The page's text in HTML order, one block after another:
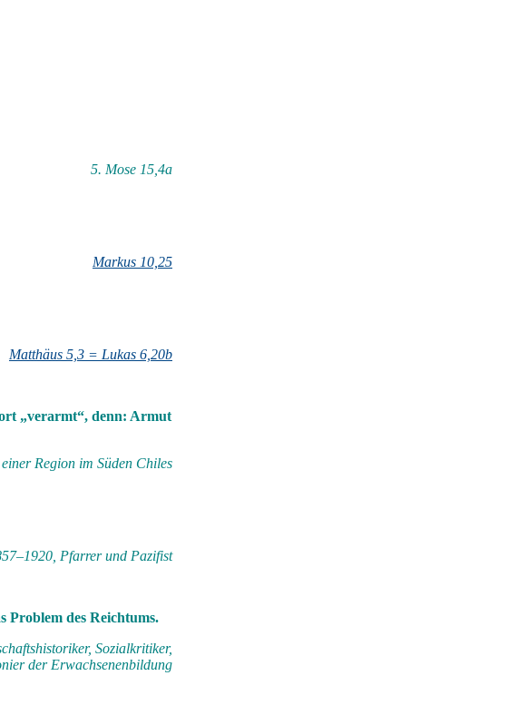
5. Mose 15,4a
Markus 10,25
Matthäus 5,3 = Lukas 6,20b
„verarmt“, denn: Armut
Region im Süden Chiles
Pfarrer und Pazifist
Problem des Reichtums.
Sozialkritiker,
der Erwachsenenbildung